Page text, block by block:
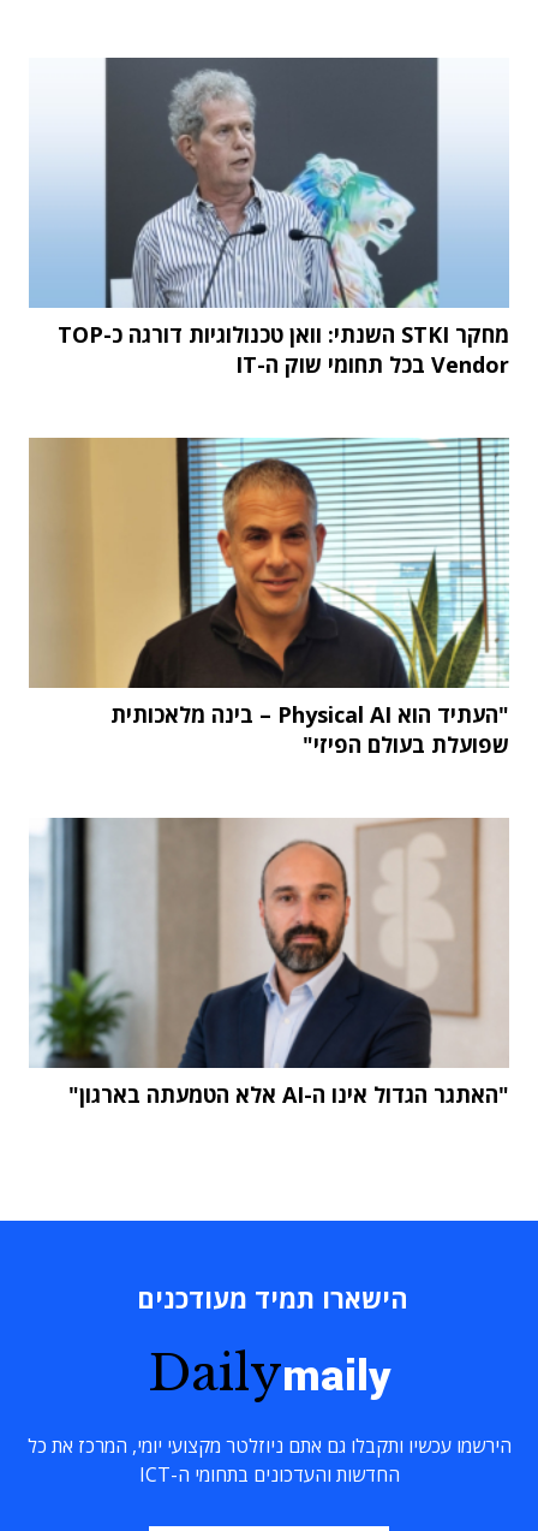
מחקר STKI השנתי: וואן טכנולוגיות דורגה כ-TOP
Vendor בכל תחומי שוק ה-IT
"העתיד הוא Physical AI – בינה מלאכותית
שפועלת בעולם הפיזי"
"האתגר הגדול אינו ה-AI אלא הטמעתה בארגון"
הישארו תמיד מעודכנים
Dailymaily
הירשמו עכשיו ותקבלו גם אתם ניוזלטר מקצועי יומי, המרכז את כל
החדשות והעדכונים בתחומי ה-ICT